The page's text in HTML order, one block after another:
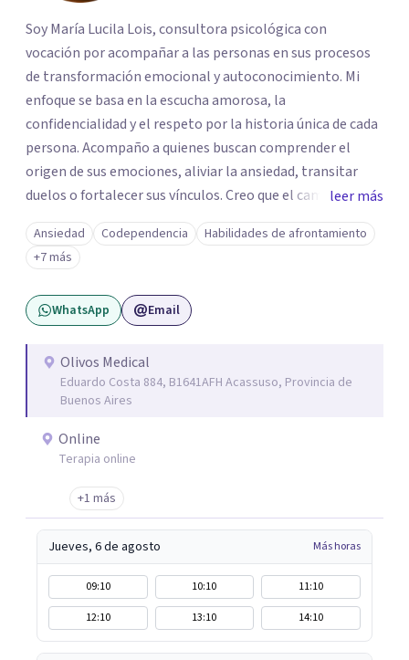
Soy María Lucila Lois, consultora psicológica con
vocación por acompañar a las personas en sus procesos
de transformación emocional y autoconocimiento. Mi
enfoque se basa en la escucha amorosa, la
confidencialidad y el respeto por la historia única de cada
persona. Acompaño a quienes buscan comprender el
origen de sus emociones, aliviar la ansiedad, transitar
duelos o fortalecer sus vínculos. Creo que el camino hacia
una vida más auténtica comienza cuando nos animamos
a mirar hacia adentro y a reconocer las raíces de lo que
sentimos.
leer más
Ansiedad Codependencia
Habilidades de afrontamiento
+7 más
WhatsApp Email
Olivos Medical
Eduardo Costa 884, B1641AFH Acassuso, Provincia de
Buenos Aires
Online
Terapia online
+1 más
Jueves, 6 de agosto Más horas
09:10 10:10
11:10
12:10
13:10 14:10